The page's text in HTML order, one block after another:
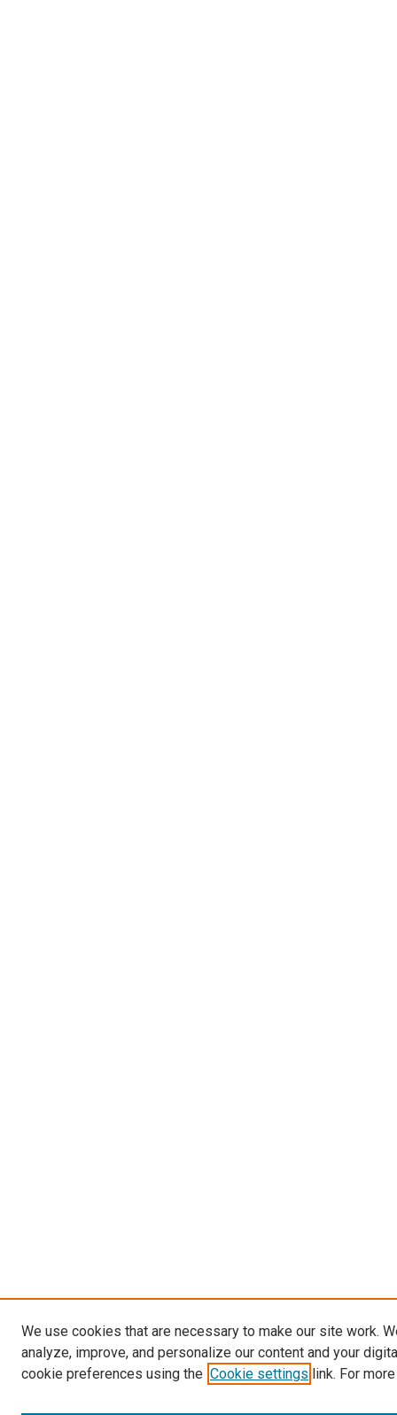
We use cookies that are necessary to make our site work.
analyze, improve, and personalize our content and your
cookie preferences using the Cookie settings link. For